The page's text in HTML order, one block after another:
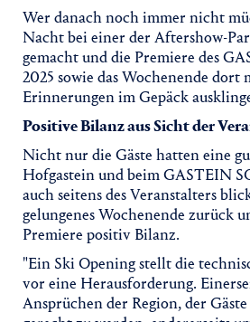
Wer danach noch immer nicht
Nacht bei einer der Aftershow-
gemacht und die Premiere des
2025 sowie das Wochenende dort
Erinnerungen im Gepäck
Positive Bilanz aus Sicht der
Nicht nur die Gäste hatten eine
Hofgastein und beim GASTEIN
auch seitens des Veranstalters
gelungenes Wochenende zurück
Premiere positiv Bilanz.
"Ein Ski Opening stellt die
vor eine Herausforderung.
Ansprüchen der Region, der